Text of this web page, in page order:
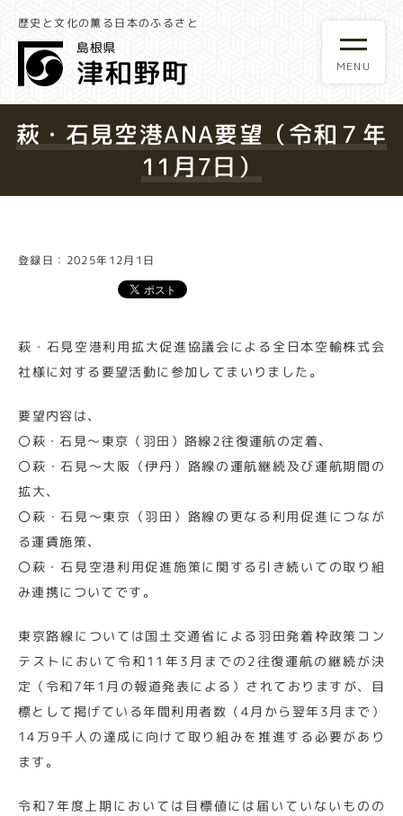
歴史と文化の薫る日本のふるさと
萩・石見空港ANA要望（令和７年
11月7日）
登録日：2025年12月1日
萩・石見空港利用拡大促進協議会による全日本空輸株式会
社様に対する要望活動に参加してまいりました。
要望内容は、
〇萩・石見～東京（羽田）路線2往復運航の定着、
〇萩・石見～大阪（伊丹）路線の運航継続及び運航期間の
拡大、
〇萩・石見～東京（羽田）路線の更なる利用促進につなが
る運賃施策、
〇萩・石見空港利用促進施策に関する引き続いての取り組
み連携についてです。
東京路線については国土交通省による羽田発着枠政策コン
テストにおいて令和11年3月までの2往復運航の継続が決
定（令和7年1月の報道発表による）されておりますが、目
標として掲げている年間利用者数（4月から翌年3月まで）
14万9千人の達成に向けて取り組みを推進する必要があり
ます。
令和7年度上期においては目標値には届いていないものの